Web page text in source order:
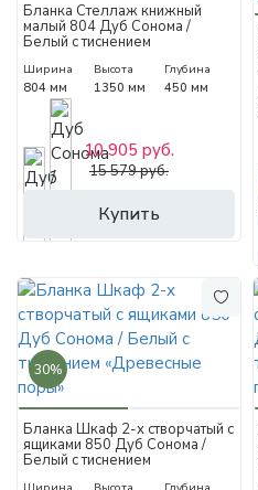
Бланка Стеллаж книжный
малый 804 Дуб Сонома /
Белый с тиснением
Ширина
804 мм
Высота
1350 мм
Глубина
450 мм
Купить
10 905 руб.
15 579 руб.
30%
Бланка Шкаф 2-х створчатый с
ящиками 850 Дуб Сонома /
Белый с тиснением